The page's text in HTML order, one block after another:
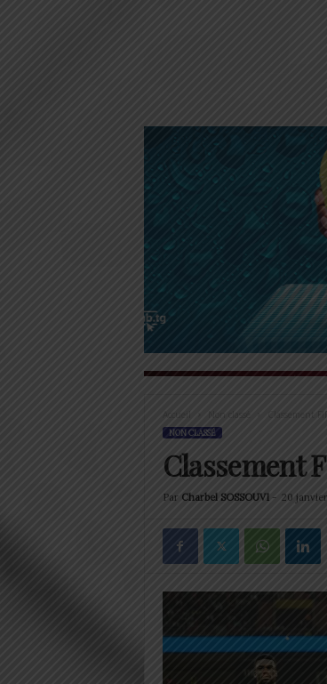
Accueil Classement
NON CLASSÉ
Classement
Par Charbel SOSSOUVI- 20